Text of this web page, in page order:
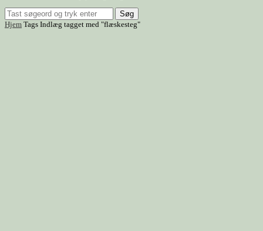
Søg
Hjem Tags Indlæg tagget med "flæskesteg"